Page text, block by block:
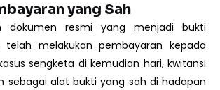
yang Sah
dokumen resmi yang menjadi bukti
telah melakukan pembayaran kepada
sengketa di kemudian hari, kwitansi
sebagai alat bukti yang sah di hadapan